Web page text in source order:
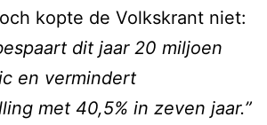
kopte de Volkskrant niet:
dit jaar 20 miljoen
en vermindert
met 40,5% in zeven jaar.”